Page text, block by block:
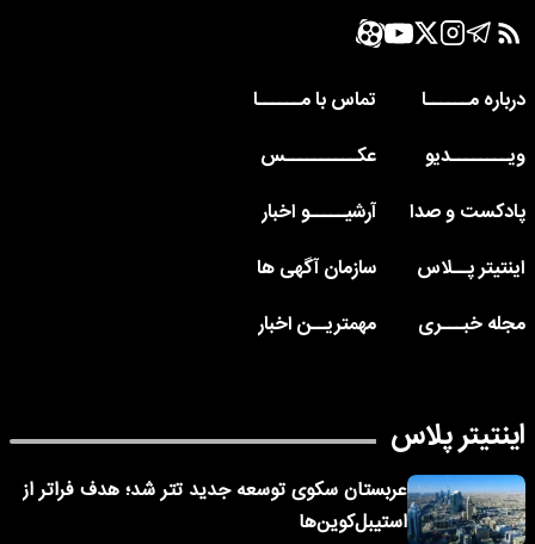
درباره مــــــا
تماس با مــــــا
ویــــــــدیو
عکــــــــــس
پادکست و صدا
آرشیـــــو اخبار
اینتیتر پــلاس
سازمان آگهی ها
مجله خبـــری
مهمتریــن اخبار
اینتیتر پلاس
عربستان سکوی توسعه جدید تتر شد؛ هدف فراتر از
استیبل‌کوین‌ها